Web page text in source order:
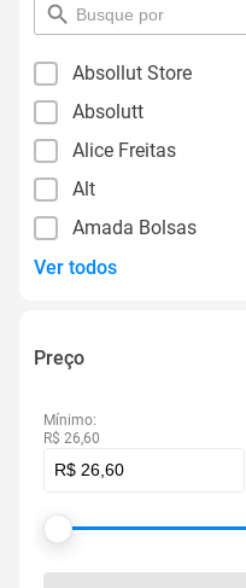
pesquisar
por
Absollut Store
Absolutt
Alice Freitas
Alt
Amada Bolsas
Ver todos
Preço
Mínimo:
R$ 26,60